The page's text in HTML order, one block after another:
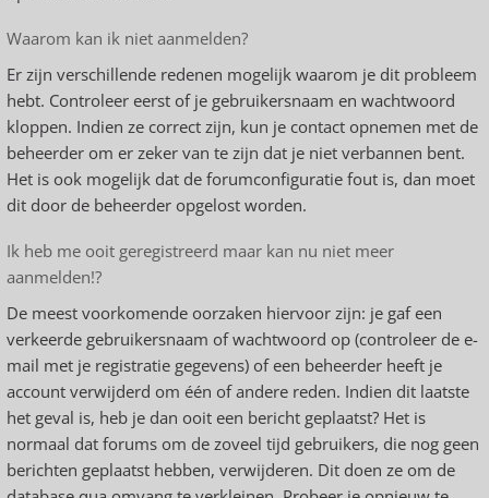
Waarom kan ik niet aanmelden?
Er zijn verschillende redenen mogelijk waarom je dit probleem
hebt. Controleer eerst of je gebruikersnaam en wachtwoord
kloppen. Indien ze correct zijn, kun je contact opnemen met de
beheerder om er zeker van te zijn dat je niet verbannen bent.
Het is ook mogelijk dat de forumconfiguratie fout is, dan moet
dit door de beheerder opgelost worden.
Ik heb me ooit geregistreerd maar kan nu niet meer
aanmelden!?
De meest voorkomende oorzaken hiervoor zijn: je gaf een
verkeerde gebruikersnaam of wachtwoord op (controleer de e-
mail met je registratie gegevens) of een beheerder heeft je
account verwijderd om één of andere reden. Indien dit laatste
het geval is, heb je dan ooit een bericht geplaatst? Het is
normaal dat forums om de zoveel tijd gebruikers, die nog geen
berichten geplaatst hebben, verwijderen. Dit doen ze om de